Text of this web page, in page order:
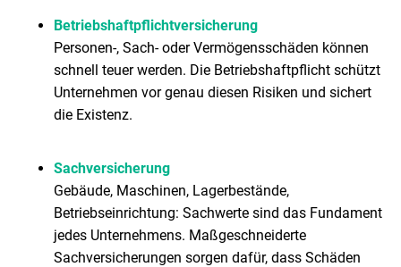
Betriebshaftpflichtversicherung
Personen-, Sach- oder Vermögensschäden können
schnell teuer werden. Die Betriebshaftpflicht schützt
Unternehmen vor genau diesen Risiken und sichert
die Existenz.
Sachversicherung
Gebäude, Maschinen, Lagerbestände,
Betriebseinrichtung: Sachwerte sind das Fundament
jedes Unternehmens. Maßgeschneiderte
Sachversicherungen sorgen dafür, dass Schäden